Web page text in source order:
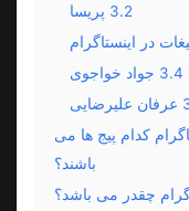
3.2 پریسا
در اینستاگرام
3.4 جواد خواجوی
عرفان علیرضایی
کدام پیج ها می
باشند؟
چقدر می باشد؟